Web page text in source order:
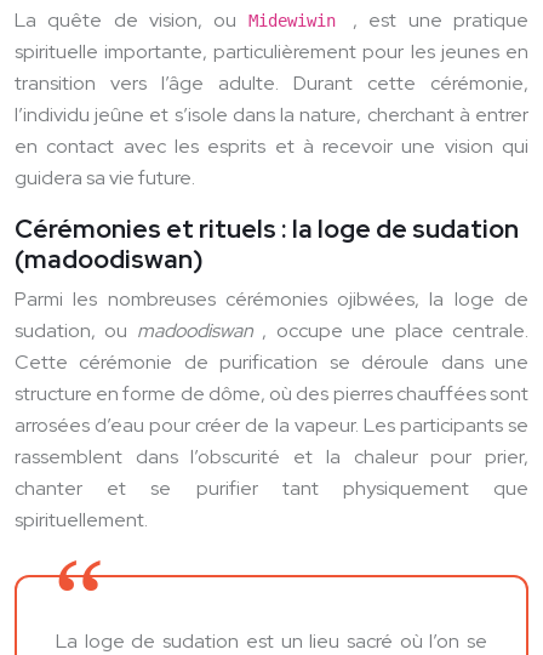
La quête de vision, ou
Midewiwin , est une pratique
spirituelle importante, particulièrement pour les jeunes en
transition vers l’âge adulte. Durant cette cérémonie,
l’individu jeûne et s’isole dans la nature, cherchant à entrer
en contact avec les esprits et à recevoir une vision qui
guidera sa vie future.
Cérémonies et rituels : la loge de sudation
(madoodiswan)
Parmi les nombreuses cérémonies ojibwées, la loge de
sudation, ou madoodiswan , occupe une place centrale.
Cette cérémonie de purification se déroule dans une
structure en forme de dôme, où des pierres chauffées sont
arrosées d’eau pour créer de la vapeur. Les participants se
rassemblent dans l’obscurité et la chaleur pour prier,
chanter et se purifier tant physiquement que
spirituellement.
La loge de sudation est un lieu sacré où l’on se